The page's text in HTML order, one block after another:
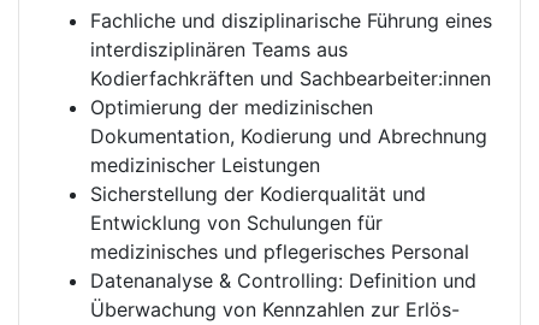
Fachliche und disziplinarische Führung eines
interdisziplinären Teams aus
Kodierfachkräften und Sachbearbeiter:innen
Optimierung der medizinischen
Dokumentation, Kodierung und Abrechnung
medizinischer Leistungen
Sicherstellung der Kodierqualität und
Entwicklung von Schulungen für
medizinisches und pflegerisches Personal
Datenanalyse & Controlling: Definition und
Überwachung von Kennzahlen zur Erlös-